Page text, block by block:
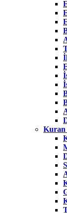
Kuran